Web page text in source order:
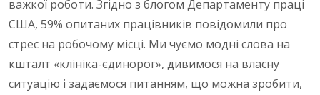
важкої роботи. Згідно з блогом Департаменту праці
США, 59% опитаних працівників повідомили про
стрес на робочому місці. Ми чуємо модні слова на
кшталт «клініка-єдинорог», дивимося на власну
ситуацію і задаємося питанням, що можна зробити,